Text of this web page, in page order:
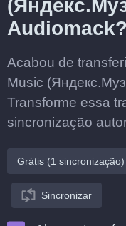
Audiomack?
Acabou de
Music
Transforme essa
sincronização
Grátis (1 sincronização)
Sincronizar